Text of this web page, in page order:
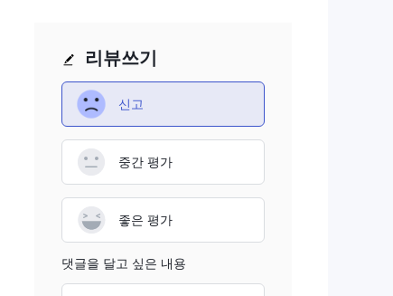
리뷰쓰기
신고
중간 평가
좋은 평가
댓글을 달고 싶은 내용